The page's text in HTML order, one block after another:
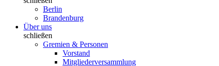
Berlin
Brandenburg
Über uns
schließen
Gremien & Personen
Vorstand
Mitgliederversammlung